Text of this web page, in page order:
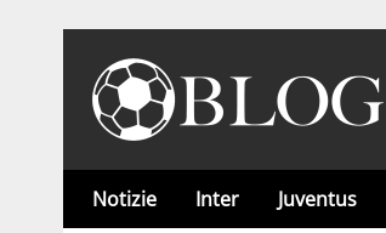
Notizie Inter Juventus